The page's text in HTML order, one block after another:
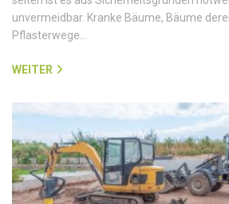
unvermeidbar. Kranke Bäume, Bäume
Pflasterwege…
WEITER